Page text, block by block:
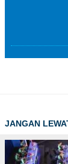
JANGAN